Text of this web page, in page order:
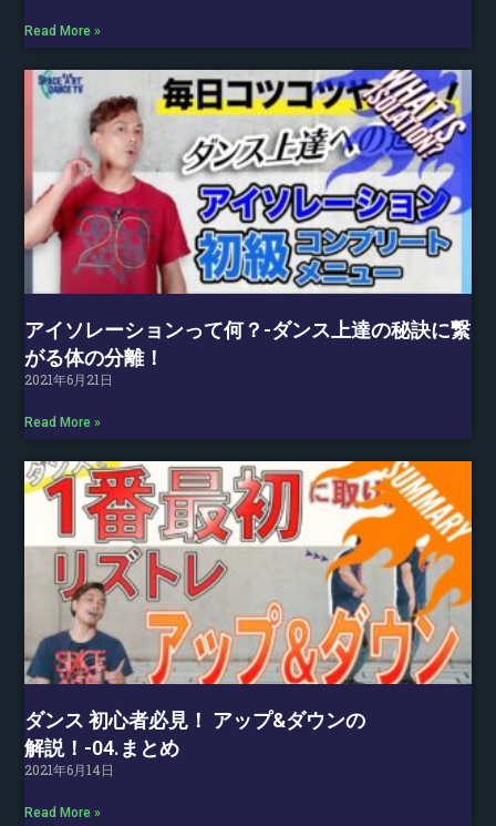
Read More »
アイソレーションって何？-ダンス上達の秘訣に繋
がる体の分離！
2021年6月21日
Read More »
ダンス 初心者必見！ アップ&ダウンの
解説！-04.まとめ
2021年6月14日
Read More »